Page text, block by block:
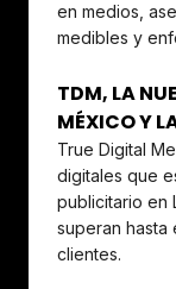
en medios,
medibles y
TDM, LA
MÉXICO Y
True Digital
digitales que
publicitario en
superan hasta
clientes.